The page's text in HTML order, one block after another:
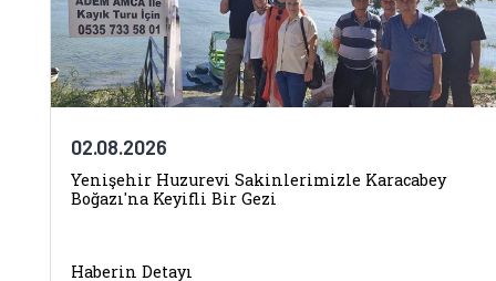
02.08.2026
Yenişehir Huzurevi Sakinlerimizle Karacabey
Boğazı'na Keyifli Bir Gezi
Haberin Detayı